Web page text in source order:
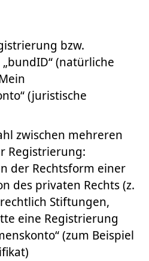
bzw.
(natürliche
(juristische
zwischen mehreren
Registrierung:
der Rechtsform einer
des privaten Rechts (z.
Stiftungen,
eine Registrierung
(zum Beispiel